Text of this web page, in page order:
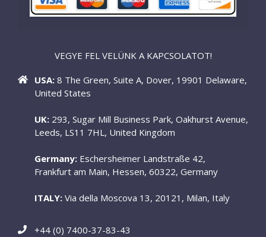
VEGYE FEL VELÜNK A KAPCSOLATOT!
USA: 8 The Green, Suite A, Dover, 19901 Delaware,
United States
UK: 293, Sugar Mill Business Park, Oakhurst Avenue,
Leeds, LS11 7HL, United Kingdom
Germany: Eschersheimer Landstraße 42,
Frankfurt am Main, Hessen, 60322, Germany
ITALY: Via della Moscova 13, 20121, Milan, Italy
+44 (0) 7400-37-83-43